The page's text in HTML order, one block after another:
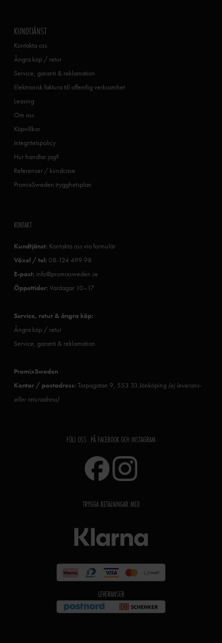
KUNDTJÄNST
Kontakta oss
Ångra köp / retur
Service, garanti & reklamation
Elektronisk faktura till offentlig verksamhet
Leasing
Om oss
Köpvillkor
Integritetspolicy
Hur handlar jag?
Referenser / kundcase
PromixSweden trygghetsplan
KONTAKT
Kundtjänst: Kontakta oss via formulär
Växel / tel: 08-124 499 98
E-post: info@promixsweden.se
Öppettider: Vardagar 10–17
Service, retur & ångra köp:
Ångra köp / retur
Service, garanti & reklamation
PromixSweden
Kontor / postadress: Torpagatan 9, 553 33 Jönköping (ej leverans-
eller returadress)
FÖLJ OSS PÅ FACEBOOK OCH INSTAGRAM
TRYGGA BETALNINGAR MED
LEVERANSER